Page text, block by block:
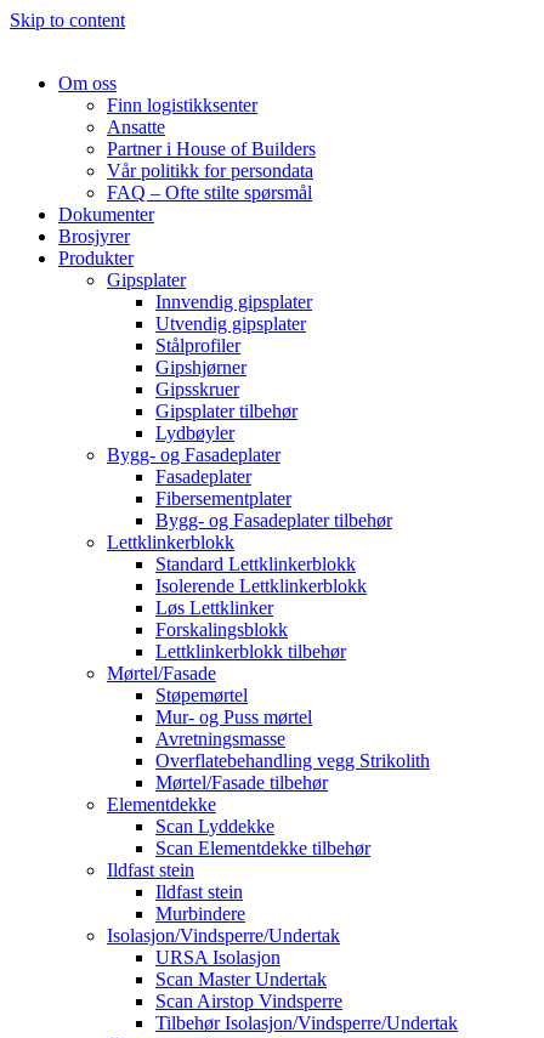
Skip to content
Om oss
Finn logistikksenter
Ansatte
Partner i House of Builders
Vår politikk for persondata
FAQ – Ofte stilte spørsmål
Dokumenter
Brosjyrer
Produkter
Gipsplater
Innvendig gipsplater
Utvendig gipsplater
Stålprofiler
Gipshjørner
Gipsskruer
Gipsplater tilbehør
Lydbøyler
Bygg- og Fasadeplater
Fasadeplater
Fibersementplater
Bygg- og Fasadeplater tilbehør
Lettklinkerblokk
Standard Lettklinkerblokk
Isolerende Lettklinkerblokk
Løs Lettklinker
Forskalingsblokk
Lettklinkerblokk tilbehør
Mørtel/Fasade
Støpemørtel
Mur- og Puss mørtel
Avretningsmasse
Overflatebehandling vegg Strikolith
Mørtel/Fasade tilbehør
Elementdekke
Scan Lyddekke
Scan Elementdekke tilbehør
Ildfast stein
Ildfast stein
Murbindere
Isolasjon/Vindsperre/Undertak
URSA Isolasjon
Scan Master Undertak
Scan Airstop Vindsperre
Tilbehør Isolasjon/Vindsperre/Undertak